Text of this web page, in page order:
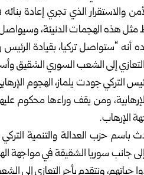
والاستقرار الذي تجري إعادة
هذه الهجمات الدنيئة، وسيواصل
أنه “ستواصل تركيا، بقيادة
إلى الشعب السوري الشقيق وأسر
التركي جودت يلماز، الهجوم
ومن يقف وراءها محكوم
الإرهاب.
باسم حزب العدالة والتنمية
جانب سوريا الشقيقة في مواجهة
حياتهم، ونتقدم بأحر التعازي إلى